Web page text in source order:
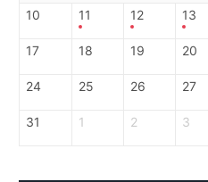
10 11 12 13
17 18 19 20
24 25 26 27
31 1 2 3